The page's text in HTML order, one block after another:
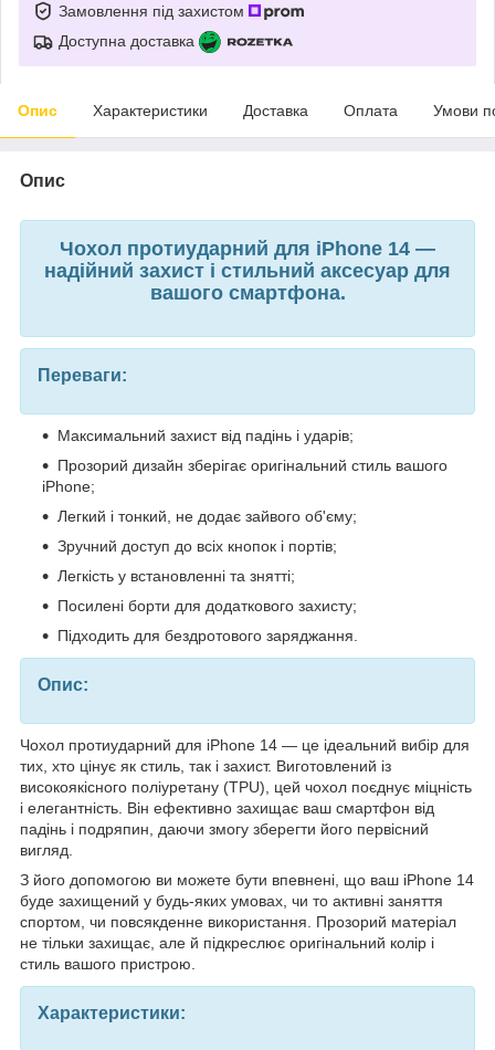
Замовлення під захистом
Доступна доставка
Опис Характеристики Доставка Оплата Умови
Опис
Чохол протиударний для iPhone 14 —
надійний захист і стильний аксесуар для
вашого смартфона.
Переваги:
Максимальний захист від падінь і ударів;
Прозорий дизайн зберігає оригінальний стиль вашого
iPhone;
Легкий і тонкий, не додає зайвого об'єму;
Зручний доступ до всіх кнопок і портів;
Легкість у встановленні та знятті;
Посилені борти для додаткового захисту;
Підходить для бездротового заряджання.
Опис:
Чохол протиударний для iPhone 14 — це ідеальний вибір для
тих, хто цінує як стиль, так і захист. Виготовлений із
високоякісного поліуретану (TPU), цей чохол поєднує міцність
і елегантність. Він ефективно захищає ваш смартфон від
падінь і подряпин, даючи змогу зберегти його первісний
вигляд.
З його допомогою ви можете бути впевнені, що ваш iPhone 14
буде захищений у будь-яких умовах, чи то активні заняття
спортом, чи повсякденне використання. Прозорий матеріал
не тільки захищає, але й підкреслює оригінальний колір і
стиль вашого пристрою.
Характеристики: